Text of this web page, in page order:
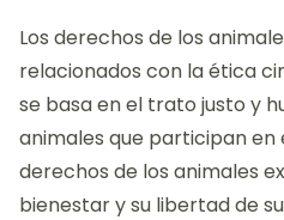
Los derechos de los
relacionados con la ética
se basa en el trato justo y
animales que participan en
derechos de los animales
bienestar y su libertad de